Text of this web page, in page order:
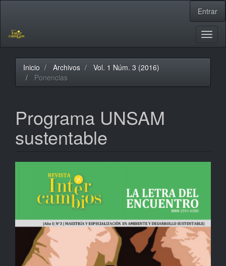
principal
Barra
lateral
Entrar
Inicio Archivos
Vol. 1 Núm. 3 (2016)
Ponencias
Programa UNSAM
sustentable
Barra
lateral
artículo